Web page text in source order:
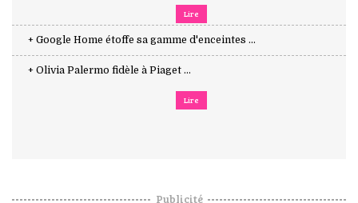
Lire
+ Google Home étoffe sa gamme d'enceintes ...
+ Olivia Palermo fidèle à Piaget ...
Lire
Publicité